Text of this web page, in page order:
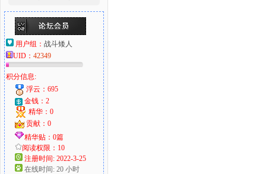
用户组： 战斗矮人
UID： 42349
积分信息:
浮云：695
金钱：2
精华：0
贡献：0
精华贴：0篇
阅读权限：10
注册时间: 2022-3-25
在线时间: 20 小时